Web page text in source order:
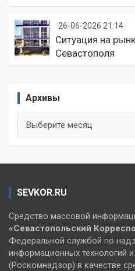
26-06-2026 21:14
Ситуация на
Севастополя
Архивы
SEVKOR.RU
Средство массовой
«Севастопольский
Федеральной службой по
информационных технологий
(Роскомнадзор) в качестве